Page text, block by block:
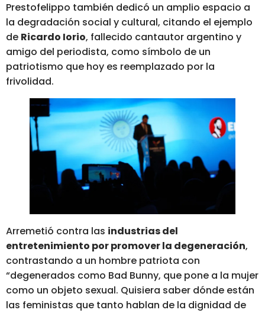
Prestofelippo también dedicó un amplio espacio a
la degradación social y cultural, citando el ejemplo
de Ricardo Iorio, fallecido cantautor argentino y
amigo del periodista, como símbolo de un
patriotismo que hoy es reemplazado por la
frivolidad.
Arremetió contra las industrias del
entretenimiento por promover la degeneración,
contrastando a un hombre patriota con
“degenerados como Bad Bunny, que pone a la mujer
como un objeto sexual. Quisiera saber dónde están
las feministas que tanto hablan de la dignidad de